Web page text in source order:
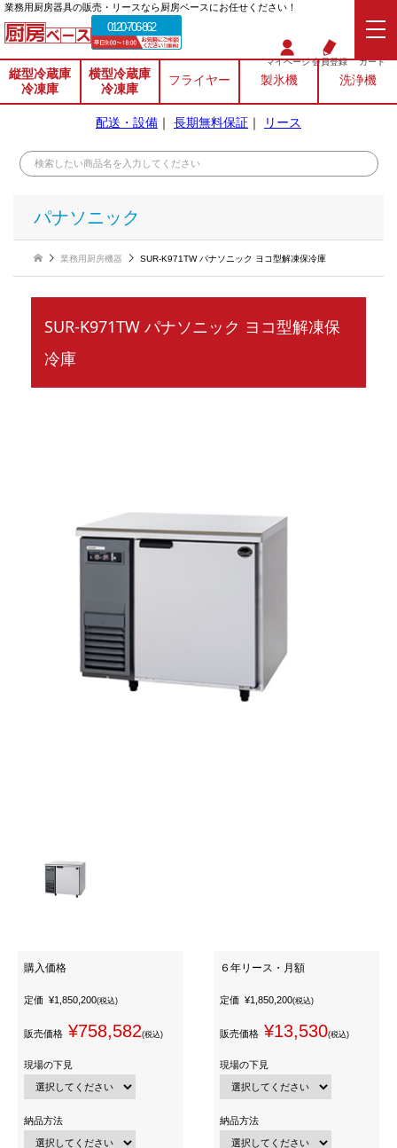
業務⽤厨房器具の販売・リースなら厨房ベースにお任せください！
0120-706-862
マイページ会員登録 カート
縦型冷蔵庫
冷凍庫
横型冷蔵庫
冷凍庫
フライヤー 製氷機 洗浄機
配送・設備 ｜ 長期無料保証 ｜ リース
パナソニック
業務用厨房機器 SUR-K971TW パナソニック ヨコ型解凍保冷庫
SUR-K971TW パナソニック ヨコ型解凍保
冷庫
購入価格
定価 ¥1,850,200(税込)
販売価格 ¥758,582(税込)
現場の下見
納品方法
６年リース・月額
定価 ¥1,850,200(税込)
販売価格 ¥13,530(税込)
現場の下見
納品方法